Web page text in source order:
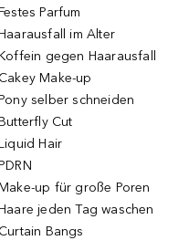
Parfum
im Alter
gegen Haarausfall
Cakey Make-up
selber schneiden
Cut
Hair
up für große Poren
jeden Tag waschen
Curtain Bangs